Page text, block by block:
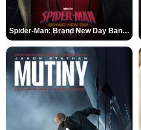
Spider-Man: Brand New Day Bande-annonce VO STFR